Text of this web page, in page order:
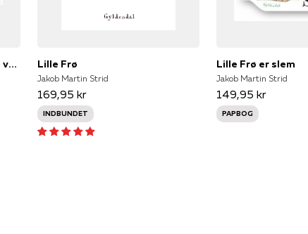
Da Lille Madsens hus blæste væk Lille Frø
Jakob Martin Strid
169,95 kr
INDBUNDET
Lille Frø er slem
Jakob Martin Strid
149,95 kr
PAPBOG